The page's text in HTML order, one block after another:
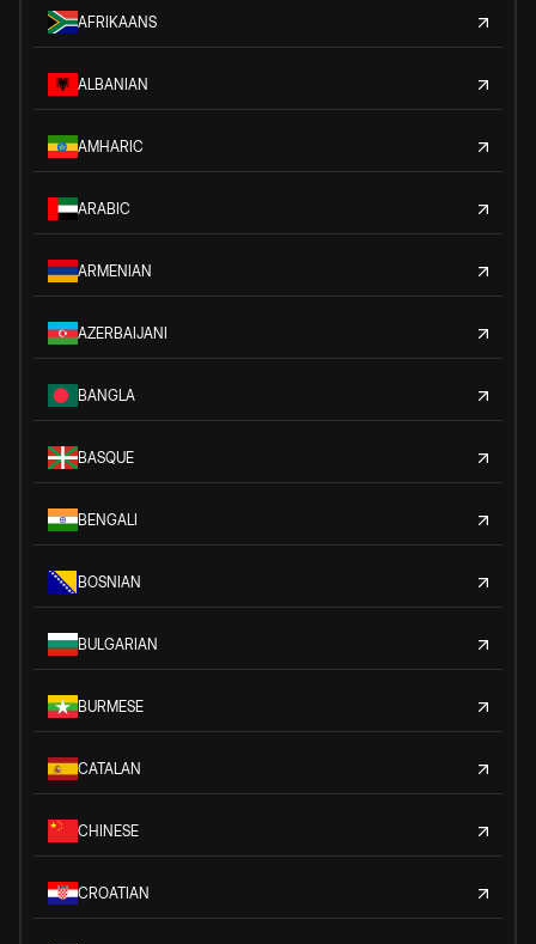
AFRIKAANS
ALBANIAN
AMHARIC
ARABIC
ARMENIAN
AZERBAIJANI
BANGLA
BASQUE
BENGALI
BOSNIAN
BULGARIAN
BURMESE
CATALAN
CHINESE
CROATIAN